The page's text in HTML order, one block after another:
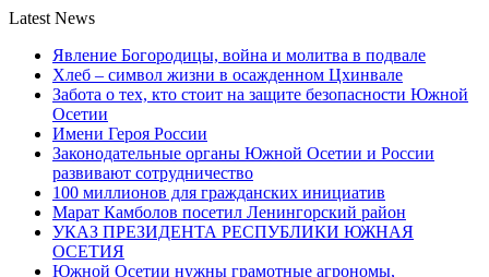
Latest News
Явление Богородицы, война и молитва в подвале
Хлеб – символ жизни в осажденном Цхинвале
Забота о тех, кто стоит на защите безопасности Южной
Осетии
Имени Героя России
Законодательные органы Южной Осетии и России
развивают сотрудничество
100 миллионов для гражданских инициатив
Марат Камболов посетил Ленингорский район
УКАЗ ПРЕЗИДЕНТА РЕСПУБЛИКИ ЮЖНАЯ
ОСЕТИЯ
Южной Осетии нужны грамотные агрономы,